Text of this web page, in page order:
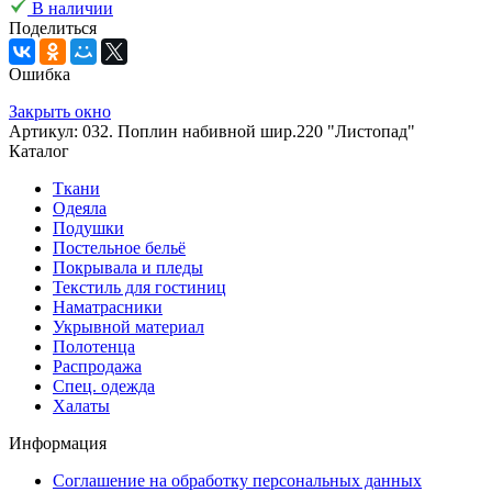
В наличии
Поделиться
Ошибка
Закрыть окно
Артикул: 032. Поплин набивной шир.220 "Листопад"
Каталог
Ткани
Одеяла
Подушки
Постельное бельё
Покрывала и пледы
Текстиль для гостиниц
Наматрасники
Укрывной материал
Полотенца
Распродажа
Спец. одежда
Халаты
Информация
Соглашение на обработку персональных данных